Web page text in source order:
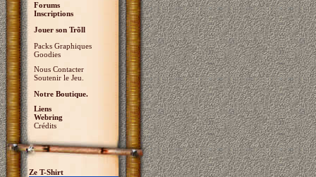
Forums
Inscriptions
Jouer son Trõll
Packs Graphiques
Goodies
Nous Contacter
Soutenir le Jeu.
Notre Boutique.
Liens
Webring
Crédits
Ze T-Shirt